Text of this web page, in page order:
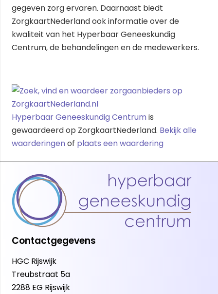
gegeven zorg ervaren. Daarnaast biedt
ZorgkaartNederland ook informatie over de
kwaliteit van het Hyperbaar Geneeskundig
Centrum, de behandelingen en de medewerkers.
Hyperbaar Geneeskundig Centrum is
gewaardeerd op ZorgkaartNederland. Bekijk alle
waarderingen of plaats een waardering
Contactgegevens
HGC Rijswijk
Treubstraat 5a
2288 EG Rijswijk